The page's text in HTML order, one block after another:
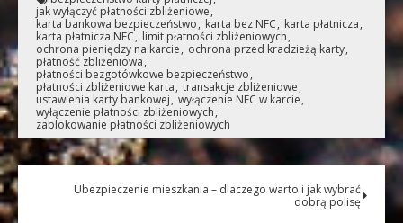
jak wyłączyć płatności zbliżeniowe
karta bankowa bezpieczeństwo
karta bez NFC
karta płatnicza
karta płatnicza NFC
limit płatności zbliżeniowych
ochrona pieniędzy na karcie
ochrona przed kradzieżą karty
płatność zbliżeniowa
płatności bezgotówkowe bezpieczeństwo
płatności zbliżeniowe karta transakcje zbliżeniowe
ustawienia karty bankowej wyłączenie NFC w karcie
wyłączenie płatności zbliżeniowych
zablokowanie płatności zbliżeniowych
Ubezpieczenie mieszkania – dlaczego warto i jak wybrać
dobrą polisę